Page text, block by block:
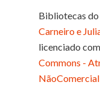
Bibliotecas
Carneiro e
licenciado
Commons -